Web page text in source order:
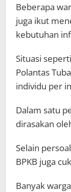
Beberapa
juga ikut
kebutuhan
Situasi
Polantas
individu per
Dalam satu
dirasakan
Selain
BPKB juga
Banyak